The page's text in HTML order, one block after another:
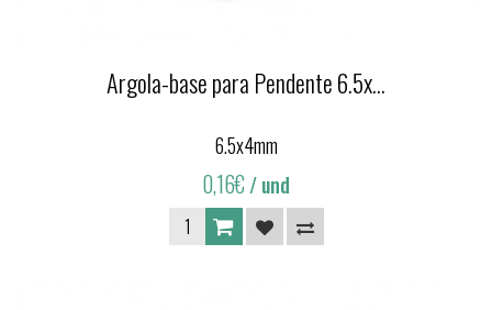
Argola-base para Pendente 6.5x...
6.5x4mm
0,16€/ und